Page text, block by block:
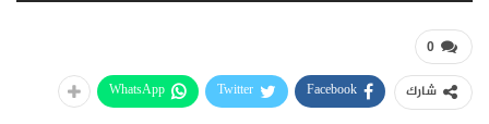
0
شارك Facebook
Twitter
WhatsApp